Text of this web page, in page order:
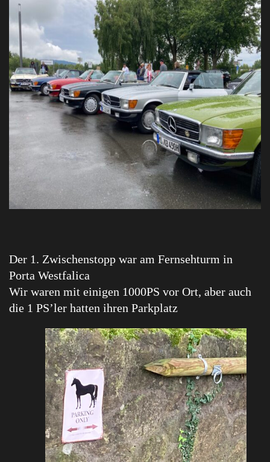
Der 1. Zwischenstopp war am Fernsehturm in
Porta Westfalica
Wir waren mit einigen 1000PS vor Ort, aber auch
die 1 PS’ler hatten ihren Parkplatz